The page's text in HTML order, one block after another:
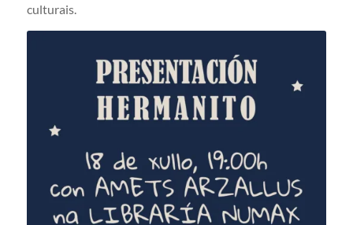
culturais.